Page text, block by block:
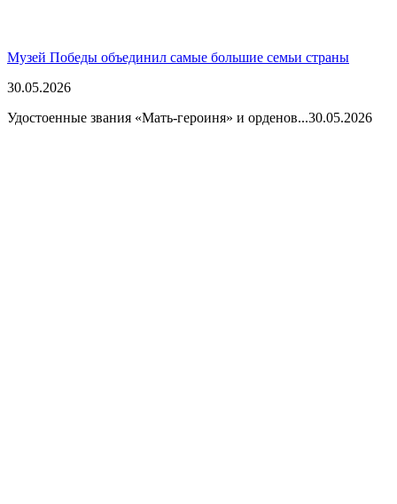
Музей Победы объединил самые большие семьи страны
30.05.2026
Удостоенные звания «Мать-героиня» и орденов...30.05.2026